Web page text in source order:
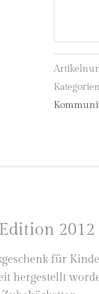
2012
für
hergestellt